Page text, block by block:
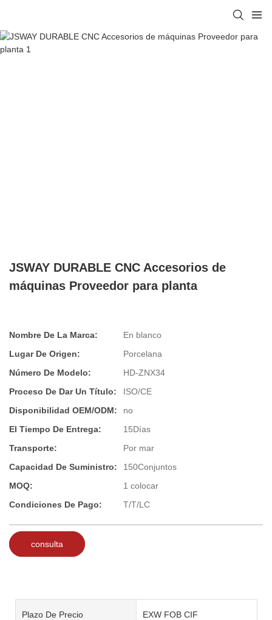
JSWAY DURABLE CNC Accesorios de
máquinas Proveedor para planta
Nombre De La Marca:
En blanco
Lugar De Origen:
Porcelana
Número De Modelo:
HD-ZNX34
Proceso De Dar Un Título:
ISO/CE
Disponibilidad OEM/ODM:
no
El Tiempo De Entrega:
15Días
Transporte:
Por mar
Capacidad De Suministro:
150Conjuntos
MOQ:
1 colocar
Condiciones De Pago:
T/T/LC
consulta
Plazo De Precio EXW FOB CIF